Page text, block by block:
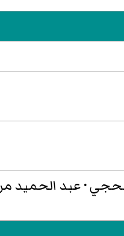
·عبد الحميد